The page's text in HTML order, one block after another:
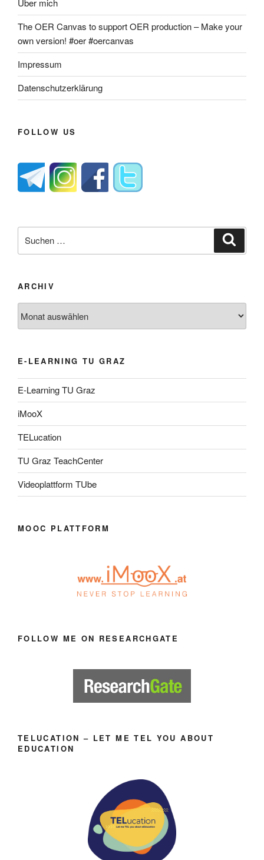
Über mich
The OER Canvas to support OER production – Make your
own version! #oer #oercanvas
Impressum
Datenschutzerklärung
FOLLOW US
nach:
ARCHIV
E-LEARNING TU GRAZ
E-Learning TU Graz
iMooX
TELucation
TU Graz TeachCenter
Videoplattform TUbe
MOOC PLATTFORM
FOLLOW ME ON RESEARCHGATE
TELUCATION – LET ME TEL YOU ABOUT
EDUCATION